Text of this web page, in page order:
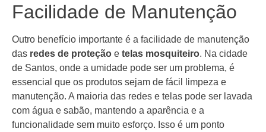
Facilidade de Manutenção
Outro benefício importante é a facilidade de manutenção
das redes de proteção e telas mosquiteiro. Na cidade
de Santos, onde a umidade pode ser um problema, é
essencial que os produtos sejam de fácil limpeza e
manutenção. A maioria das redes e telas pode ser lavada
com água e sabão, mantendo a aparência e a
funcionalidade sem muito esforço. Isso é um ponto